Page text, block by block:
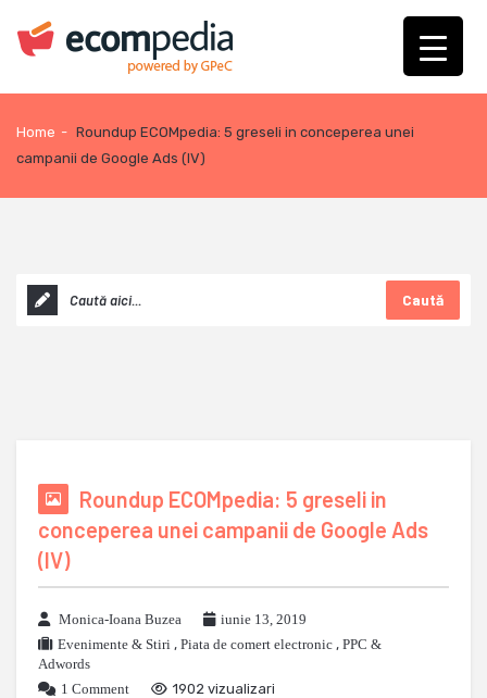
Home - Roundup ECOMpedia: 5 greseli in conceperea unei
campanii de Google Ads (IV)
Caută
Roundup ECOMpedia: 5 greseli in
conceperea unei campanii de Google Ads
(IV)
Monica-Ioana Buzea
iunie 13, 2019
Evenimente & Stiri , Piata de comert electronic , PPC &
Adwords
1 Comment
1902 vizualizari